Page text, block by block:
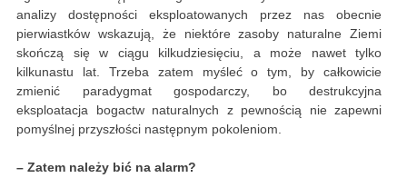
analizy dostępności eksploatowanych przez nas obecnie
pierwiastków wskazują, że niektóre zasoby naturalne Ziemi
skończą się w ciągu kilkudziesięciu, a może nawet tylko
kilkunastu lat. Trzeba zatem myśleć o tym, by całkowicie
zmienić paradygmat gospodarczy, bo destrukcyjna
eksploatacja bogactw naturalnych z pewnością nie zapewni
pomyślnej przyszłości następnym pokoleniom.
– Zatem należy bić na alarm?